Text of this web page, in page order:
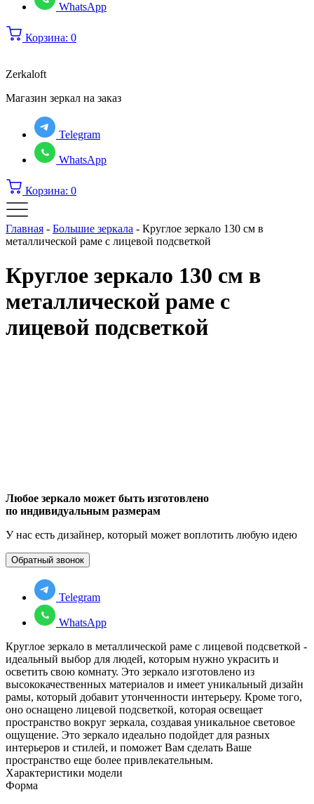
WhatsApp
Корзина: 0
Zerkaloft
Магазин зеркал на заказ
Telegram
WhatsApp
Корзина: 0
Главная - Большие зеркала - Круглое зеркало 130 см в
металлической раме с лицевой подсветкой
Круглое зеркало 130 см в
металлической раме с
лицевой подсветкой
Любое зеркало может быть изготовлено
по индивидуальным размерам
У нас есть дизайнер, который может воплотить любую идею
Обратный звонок
Telegram
WhatsApp
Круглое зеркало в металлической раме с лицевой подсветкой -
идеальный выбор для людей, которым нужно украсить и
осветить свою комнату. Это зеркало изготовлено из
высококачественных материалов и имеет уникальный дизайн
рамы, который добавит утонченности интерьеру. Кроме того,
оно оснащено лицевой подсветкой, которая освещает
пространство вокруг зеркала, создавая уникальное световое
ощущение. Это зеркало идеально подойдет для разных
интерьеров и стилей, и поможет Вам сделать Ваше
пространство еще более привлекательным.
Характеристики модели
Форма